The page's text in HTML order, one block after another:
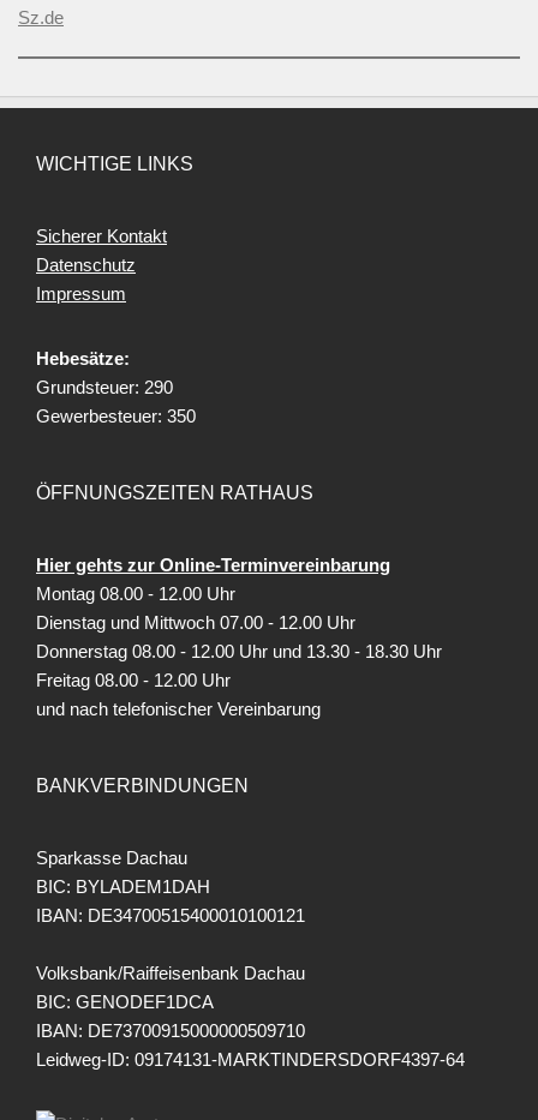
Sz.de
WICHTIGE LINKS
Sicherer Kontakt
Datenschutz
Impressum
Hebesätze:
Grundsteuer: 290
Gewerbesteuer: 350
ÖFFNUNGSZEITEN RATHAUS
Hier gehts zur Online-Terminvereinbarung
Montag 08.00 - 12.00 Uhr
Dienstag und Mittwoch 07.00 - 12.00 Uhr
Donnerstag 08.00 - 12.00 Uhr und 13.30 - 18.30 Uhr
Freitag 08.00 - 12.00 Uhr
und nach telefonischer Vereinbarung
BANKVERBINDUNGEN
Sparkasse Dachau
BIC: BYLADEM1DAH
IBAN: DE34700515400010100121
Volksbank/Raiffeisenbank Dachau
BIC: GENODEF1DCA
IBAN: DE73700915000000509710
Leidweg-ID: 09174131-MARKTINDERSDORF4397-64